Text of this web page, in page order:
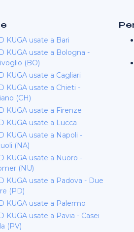
KUGA usate a Bari
KUGA usate a Bologna -
(BO)
KUGA usate a Cagliari
KUGA usate a Chieti -
(CH)
KUGA usate a Firenze
KUGA usate a Lucca
KUGA usate a Napoli -
(NA)
KUGA usate a Nuoro -
(NU)
KUGA usate a Padova - Due
(PD)
KUGA usate a Palermo
KUGA usate a Pavia - Casei
(PV)